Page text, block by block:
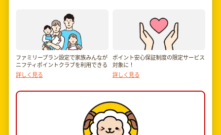
ファミリープラン設定で家族みんなが
ニフティポイントクラブを利用できる
詳しく見る
ポイント安心保証制度の限定サービス
対象に！
詳しく見る